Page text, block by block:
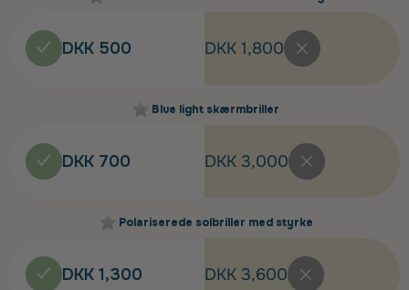
DKK 500 DKK 1,800
Blue light skærmbriller
DKK 700 DKK 3,000
Polariserede solbriller med styrke
DKK 1,300 DKK 3,600